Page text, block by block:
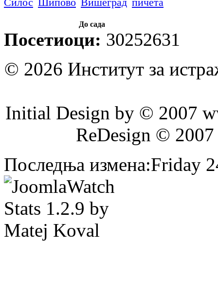
Силос Шипово Вишеград пичета
До сада
Посетиоци: 30252631
© 2026 Институт за
Initial Design by © 2007
ReDesign ©
Последња измена:Friday